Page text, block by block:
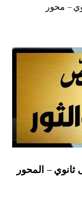
– محور
– المحور